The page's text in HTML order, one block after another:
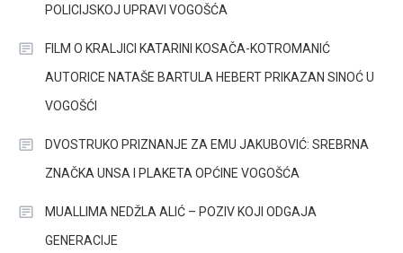
POLICIJSKOJ UPRAVI VOGOŠĆA
FILM O KRALJICI KATARINI KOSAČA-KOTROMANIĆ
AUTORICE NATAŠE BARTULA HEBERT PRIKAZAN SINOĆ U
VOGOŠĆI
DVOSTRUKO PRIZNANJE ZA EMU JAKUBOVIĆ: SREBRNA
ZNAČKA UNSA I PLAKETA OPĆINE VOGOŠĆA
MUALLIMA NEDŽLA ALIĆ – POZIV KOJI ODGAJA
GENERACIJE